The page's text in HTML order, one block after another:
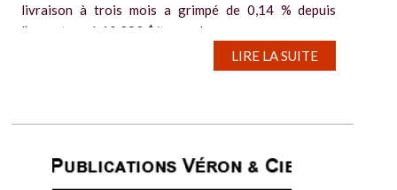
livraison à trois mois a grimpé de 0,14 % depuis
l’ouverture, à 10.282 $/tonne. Le...
LIRE LA SUITE